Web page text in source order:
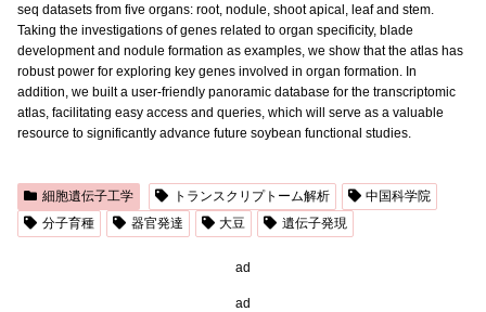
seq datasets from five organs: root, nodule, shoot apical, leaf and stem.
Taking the investigations of genes related to organ specificity, blade
development and nodule formation as examples, we show that the atlas has
robust power for exploring key genes involved in organ formation. In
addition, we built a user-friendly panoramic database for the transcriptomic
atlas, facilitating easy access and queries, which will serve as a valuable
resource to significantly advance future soybean functional studies.
細胞遺伝子工学 トランスクリプトーム解析
中国科学院
分子育種
器官発達 大豆 遺伝子発現
ad
ad